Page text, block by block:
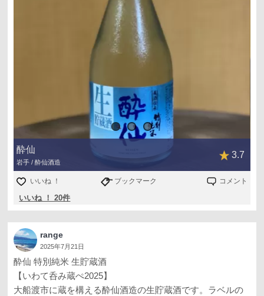
酔仙
岩手 / 酔仙酒造
3.7
いいね ！ ブックマーク コメント
いいね ！ 20件
range
2025年7月21日
酔仙 特別純米 生貯蔵酒
【いわて呑み蔵ぺ2025】
大船渡市に蔵を構える酔仙酒造の生貯蔵酒です。ラベルの